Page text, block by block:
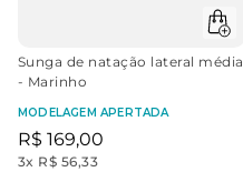
Sunga de natação lateral média
- Marinho
MODELAGEM APERTADA
R$ 169,00
3x R$ 56,33